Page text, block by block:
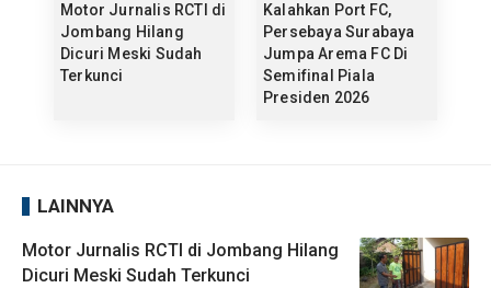
Motor Jurnalis RCTI di
Jombang Hilang
Dicuri Meski Sudah
Terkunci
Kalahkan Port FC,
Persebaya Surabaya
Jumpa Arema FC Di
Semifinal Piala
Presiden 2026
LAINNYA
Motor Jurnalis RCTI di Jombang Hilang
Dicuri Meski Sudah Terkunci